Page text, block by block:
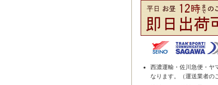
西濃運輸・佐川急便・ヤ
なります。（運送業者の